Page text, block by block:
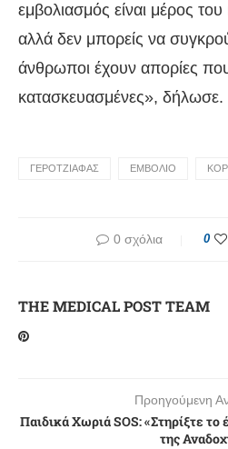
εμβολιασμός είναι μέρος
αλλά δεν μπορείς να
άνθρωποι έχουν απορίες
κατασκευασμένες», δήλωσε.
ΓΕΡΟΤΖΙΑΦΑΣ ΕΜΒΟΛΙΟ
0 σχόλια 0
THE MEDICAL POST TEAM
Προηγούμενη
Παιδικά Χωριά SOS: «Στηρίξτε
της